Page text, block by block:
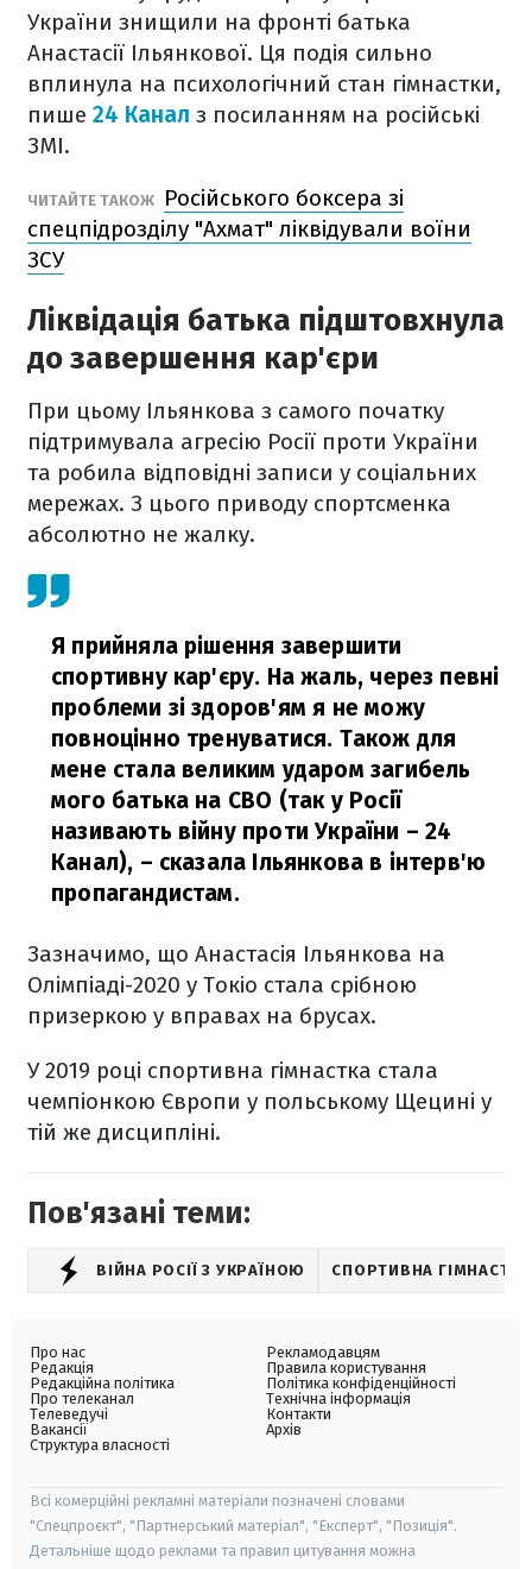
України знищили на фронті батька
Анастасії Ільянкової. Ця подія сильно
вплинула на психологічний стан гімнастки,
пише 24 Канал з посиланням на російські
ЗМІ.
ЧИТАЙТЕ ТАКОЖ
Російського боксера зі
спецпідрозділу "Ахмат" ліквідували воїни
ЗСУ
Ліквідація батька підштовхнула
до завершення кар'єри
При цьому Ільянкова з самого початку
підтримувала агресію Росії проти України
та робила відповідні записи у соціальних
мережах. З цього приводу спортсменка
абсолютно не жалку.
Я прийняла рішення завершити
спортивну кар'єру. На жаль, через певні
проблеми зі здоров'ям я не можу
повноцінно тренуватися. Також для
мене стала великим ударом загибель
мого батька на СВО (так у Росії
називають війну проти України – 24
Канал), – сказала Ільянкова в інтерв'ю
пропагандистам.
Зазначимо, що Анастасія Ільянкова на
Олімпіаді-2020 у Токіо стала срібною
призеркою у вправах на брусах.
У 2019 році спортивна гімнастка стала
чемпіонкою Європи у польському Щецині у
тій же дисципліні.
Пов'язані теми:
ВІЙНА РОСІЇ З УКРАЇНОЮ СПОРТИВНА
Про нас
Редакція
Редакційна політика
Про телеканал
Телеведучі
Вакансії
Структура власності
Рекламодавцям
Правила користування
Політика конфіденційності
Технічна інформація
Контакти
Архів
Всі комерційні рекламні матеріали позначені словами
"Спецпроєкт", "Партнерський матеріал", "Експерт", "Позиція".
Детальніше щодо реклами та правил цитування можна